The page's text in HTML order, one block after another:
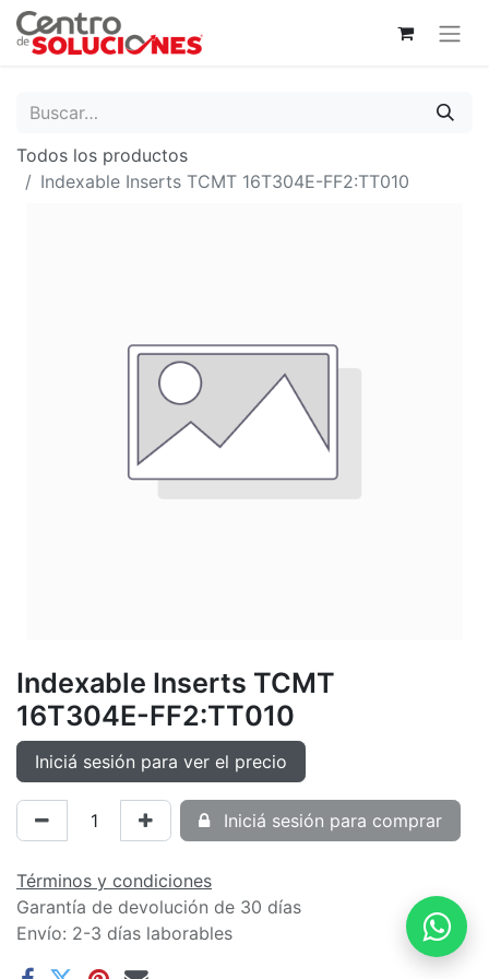
Todos los productos
Indexable Inserts TCMT 16T304E-FF2:TT010
Indexable Inserts TCMT
16T304E-FF2:TT010
Iniciá sesión para ver el precio
Iniciá sesión para comprar
Términos y condiciones
Garantía de devolución de 30 días
Envío: 2-3 días laborables